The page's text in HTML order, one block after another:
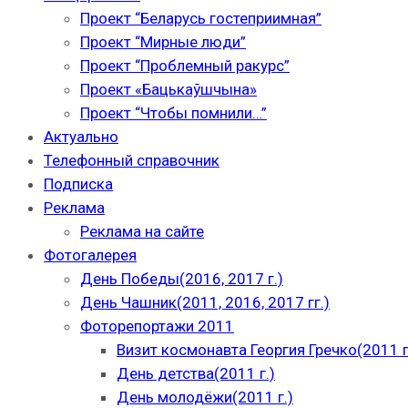
Проект “Беларусь гостеприимная”
Проект “Мирные люди”
Проект “Проблемный ракурс”
Проект «Бацькаўшчына»
Проект “Чтобы помнили…”
Актуально
Телефонный справочник
Подписка
Реклама
Реклама на сайте
Фотогалерея
День Победы(2016, 2017 г.)
День Чашник(2011, 2016, 2017 гг.)
Фоторепортажи 2011
Визит космонавта Георгия Гречко(2011
День детства(2011 г.)
День молодёжи(2011 г.)